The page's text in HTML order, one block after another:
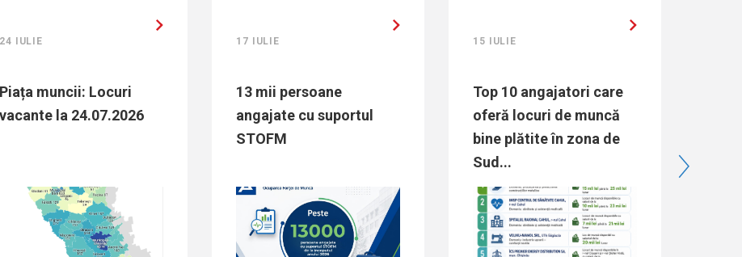
13 mii persoane
angajate cu suportul
Top 10 angajatori care
oferă locuri de muncă
bine plătite în zona de
Directoarea ANOFM,
Raisa Dogaru:
„Majorarea
pentru ocuparea
de muncă...